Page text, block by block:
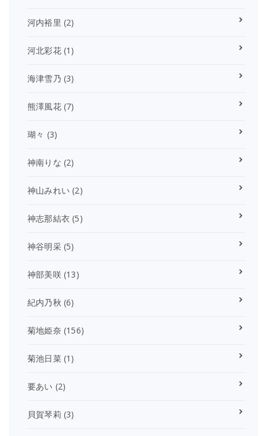
河内裕里 (2)
河北彩花(1)
海津雪乃 (3)
熊澤風花(7)
瑚々 (3)
神南りな (2)
神山みれい (2)
神志那結衣 (5)
神谷明采(5)
神部美咲(13)
紀内乃秋 (6)
菊地姫奈 (156)
菊池日菜(1)
要あい (2)
貝賀琴莉 (3)